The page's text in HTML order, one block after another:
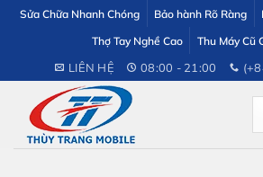
dung
Sửa Chữa Nhanh Chóng Bảo hành Rõ Ràng
Thợ Tay Nghề Cao
Thu Máy Cũ
LIÊN HỆ 08:00 - 21:00